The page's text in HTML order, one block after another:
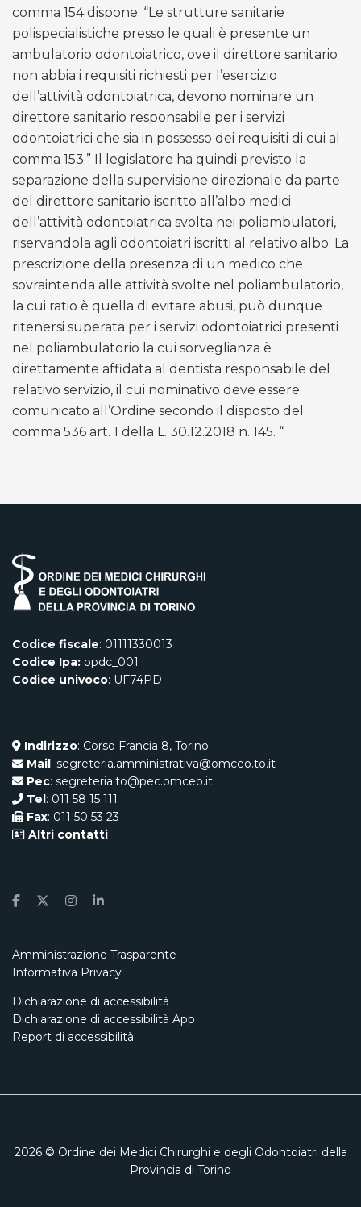
comma 154 dispone: “Le strutture sanitarie
polispecialistiche presso le quali è presente un
ambulatorio odontoiatrico, ove il direttore sanitario
non abbia i requisiti richiesti per l’esercizio
dell’attività odontoiatrica, devono nominare un
direttore sanitario responsabile per i servizi
odontoiatrici che sia in possesso dei requisiti di cui al
comma 153.” Il legislatore ha quindi previsto la
separazione della supervisione direzionale da parte
del direttore sanitario iscritto all’albo medici
dell’attività odontoiatrica svolta nei poliambulatori,
riservandola agli odontoiatri iscritti al relativo albo. La
prescrizione della presenza di un medico che
sovraintenda alle attività svolte nel poliambulatorio,
la cui ratio è quella di evitare abusi, può dunque
ritenersi superata per i servizi odontoiatrici presenti
nel poliambulatorio la cui sorveglianza è
direttamente affidata al dentista responsabile del
relativo servizio, il cui nominativo deve essere
comunicato all’Ordine secondo il disposto del
comma 536 art. 1 della L. 30.12.2018 n. 145. “
Codice fiscale: 01111330013
Codice Ipa: opdc_001
Codice univoco: UF74PD
Indirizzo: Corso Francia 8, Torino
Mail: segreteria.amministrativa@omceo.to.it
Pec: segreteria.to@pec.omceo.it
Tel: 011 58 15 111
Fax: 011 50 53 23
Altri contatti
Amministrazione Trasparente
Informativa Privacy
Dichiarazione di accessibilità
Dichiarazione di accessibilità App
Report di accessibilità
2026© Ordine dei Medici Chirurghi e degli Odontoiatri della
Provincia di Torino